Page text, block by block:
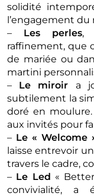
solidité
l’engagement du
– Les perles,
raffinement, que
de mariée ou
martini
– Le miroir a
subtilement la
doré en
aux invités pour
– Le « Welcome
laisse entrevoir
travers le cadre,
– Le Led «
convivialité, a